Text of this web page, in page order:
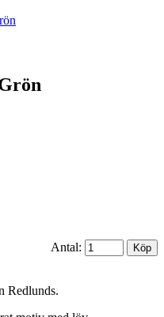
Antal:
Redlunds.